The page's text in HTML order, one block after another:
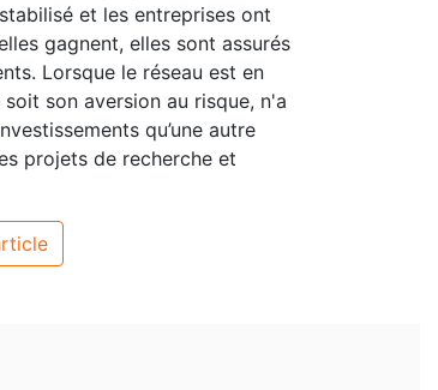
et les entreprises ont
gagnent, elles sont assurés
Lorsque le réseau est en
son aversion au risque, n'a
qu’une autre
projets de recherche et